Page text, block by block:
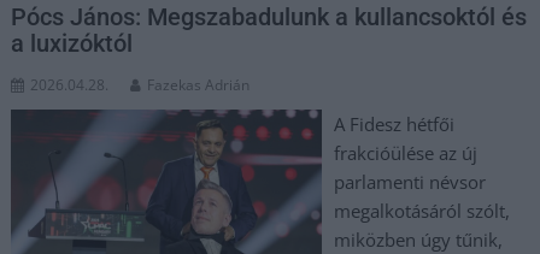
Pócs János: Megszabadulunk a kullancsoktól és
a luxizóktól
2026.04.28. Fazekas Adrián
A Fidesz hétfői
frakcióülése az új
parlamenti névsor
megalkotásáról szólt,
miközben úgy tűnik,